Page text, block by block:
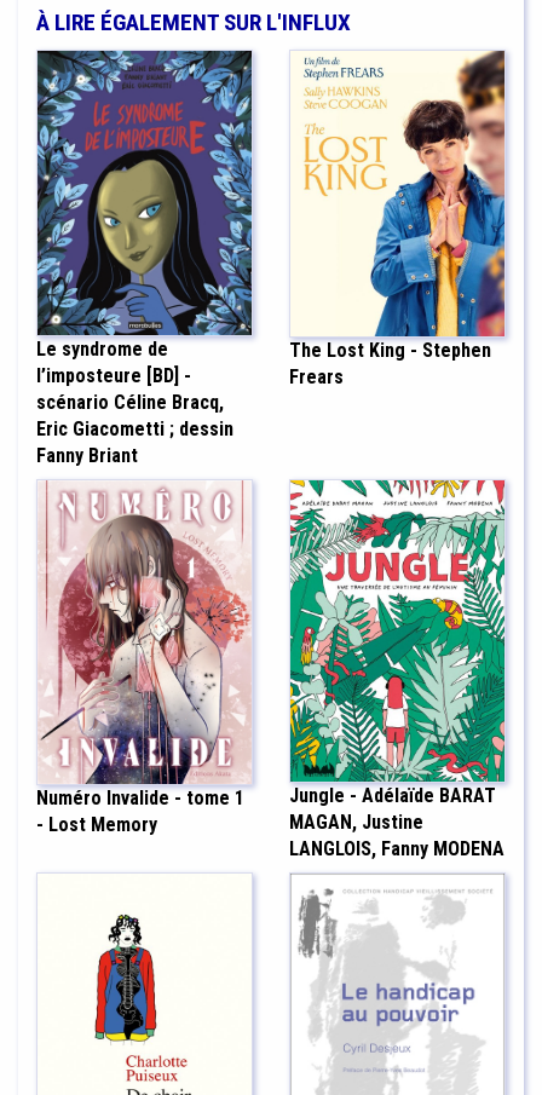
À LIRE ÉGALEMENT SUR L'INFLUX
Le syndrome de
l’imposteure [BD] -
scénario Céline Bracq,
Eric Giacometti ; dessin
Fanny Briant
The Lost King - Stephen
Frears
Numéro Invalide - tome 1
- Lost Memory
Jungle - Adélaïde BARAT
MAGAN, Justine
LANGLOIS, Fanny MODENA